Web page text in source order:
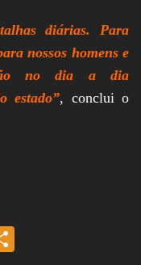
diárias. Para
nossos homens e
no dia a dia
estado”, conclui o